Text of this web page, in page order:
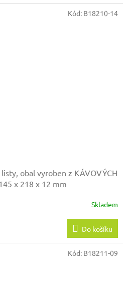
obal vyroben z KÁVOVÝCH
x 218 x 12 mm
Skladem
Do košíku
Kód: B18210-14
Kód: B18211-09